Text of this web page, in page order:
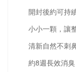
開封後約可持
小小一顆，讓
清新自然不刺
約8週長效消臭